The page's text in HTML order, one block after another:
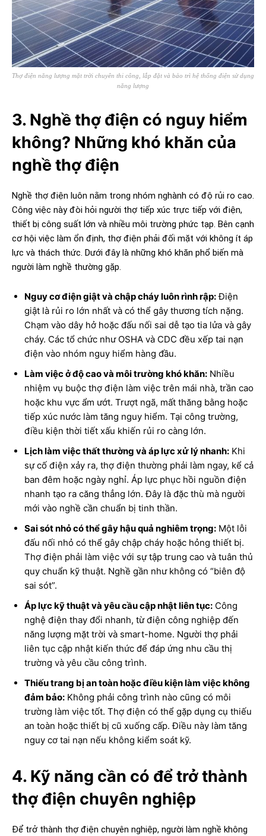
Thợ điện năng lượng mặt trời chuyên thi công, lắp đặt và bảo trì hệ thống điện sử dụng
năng lượng
3. Nghề thợ điện có nguy hiểm
không? Những khó khăn của
nghề thợ điện
Nghề thợ điện luôn nằm trong nhóm nghành có độ rủi ro cao.
Công việc này đòi hỏi người thợ tiếp xúc trực tiếp với điện,
thiết bị công suất lớn và nhiều môi trường phức tạp. Bên cạnh
cơ hội việc làm ổn định, thợ điện phải đối mặt với không ít áp
lực và thách thức. Dưới đây là những khó khăn phổ biến mà
người làm nghề thường gặp.
Nguy cơ điện giật và chập cháy luôn rình rập:Điện
giật là rủi ro lớn nhất và có thể gây thương tích nặng.
Chạm vào dây hở hoặc đấu nối sai dễ tạo tia lửa và gây
cháy. Các tổ chức như OSHA và CDC đều xếp tai nạn
điện vào nhóm nguy hiểm hàng đầu.
Làm việc ở độ cao và môi trường khó khăn: Nhiều
nhiệm vụ buộc thợ điện làm việc trên mái nhà, trần cao
hoặc khu vực ẩm ướt. Trượt ngã, mất thăng bằng hoặc
tiếp xúc nước làm tăng nguy hiểm. Tại công trường,
điều kiện thời tiết xấu khiến rủi ro càng lớn.
Lịch làm việc thất thường và áp lực xử lý nhanh: Khi
sự cố điện xảy ra, thợ điện thường phải làm ngay, kể cả
ban đêm hoặc ngày nghỉ. Áp lực phục hồi nguồn điện
nhanh tạo ra căng thẳng lớn. Đây là đặc thù mà người
mới vào nghề cần chuẩn bị tinh thần.
Sai sót nhỏ có thể gây hậu quả nghiêm trọng: Một lỗi
đấu nối nhỏ có thể gây chập cháy hoặc hỏng thiết bị.
Thợ điện phải làm việc với sự tập trung cao và tuân thủ
quy chuẩn kỹ thuật. Nghề gần như không có “biên độ
sai sót”.
Áp lực kỹ thuật và yêu cầu cập nhật liên tục: Công
nghệ điện thay đổi nhanh, từ điện công nghiệp đến
năng lượng mặt trời và smart-home. Người thợ phải
liên tục cập nhật kiến thức để đáp ứng nhu cầu thị
trường và yêu cầu công trình.
Thiếu trang bị an toàn hoặc điều kiện làm việc không
đảm bảo: Không phải công trình nào cũng có môi
trường làm việc tốt. Thợ điện có thể gặp dụng cụ thiếu
an toàn hoặc thiết bị cũ xuống cấp. Điều này làm tăng
nguy cơ tai nạn nếu không kiểm soát kỹ.
4. Kỹ năng cần có để trở thành
thợ điện chuyên nghiệp
Để trở thành thợ điện chuyên nghiệp, người làm nghề không